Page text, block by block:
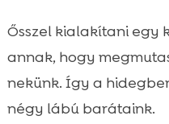
Ősszel kialakítani egy
annak, hogy
nekünk. Így a
négy lábú barátaink.